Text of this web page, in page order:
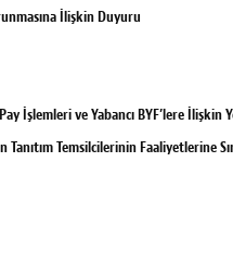
İlişkin Duyuru
İşlemleri ve Yabancı BYF’lere İlişkin
Tanıtım Temsilcilerinin Faaliyetlerine